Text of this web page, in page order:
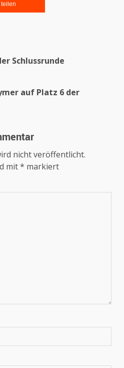
teilen
Schlussrunde
auf Platz 6 der
nicht veröffentlicht.
mit* markiert